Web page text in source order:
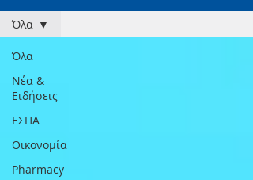
Όλα
Νέα &
Ειδήσεις
ΕΣΠΑ
Οικονομία
Pharmacy
Όλα